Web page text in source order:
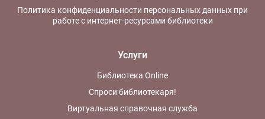
Политика конфиденциальности персональных данных при
работе с интернет-ресурсами библиотеки
Услуги
Библиотека Online
Спроси библиотекаря!
Виртуальная справочная служба